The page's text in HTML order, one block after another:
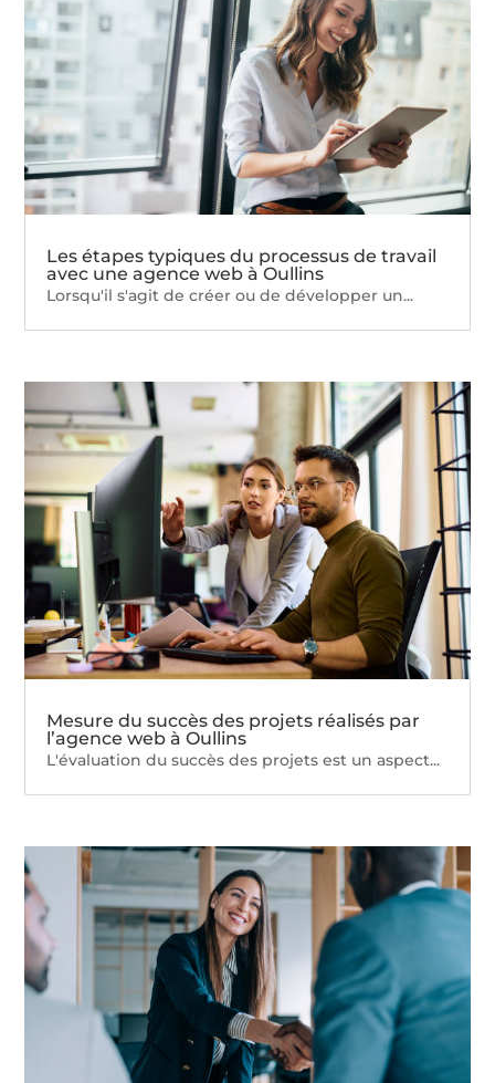
Les étapes typiques du processus de travail
avec une agence web à Oullins
Lorsqu'il s'agit de créer ou de développer un...
Mesure du succès des projets réalisés par
l’agence web à Oullins
L'évaluation du succès des projets est un aspect...